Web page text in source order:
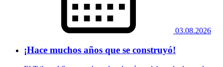
03.08.2026
¡Hace muchos años que se construyó!